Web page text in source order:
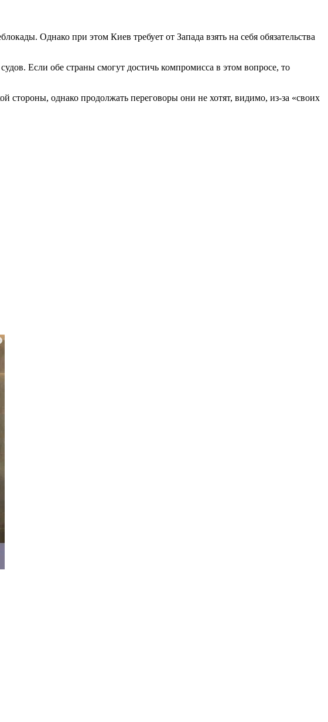
Однако при этом Киев требует от Запада взять на себя обязательства
Если обе страны смогут достичь компромисса в этом вопросе, то
стороны, однако продолжать переговоры они не хотят, видимо, из-за «своих